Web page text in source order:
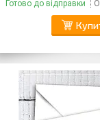
Готово до відправки